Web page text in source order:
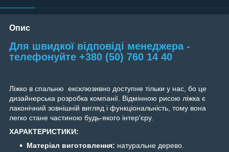
Опис
Для швидкої відповіді менеджера -
телефонуйте +380 (50) 760 14 40
Ліжко в спальню ексклюзивно доступне тільки у нас, бо це
дизайнерська розробка компанії. Відмінною рисою ліжка є
лаконічний зовнішній вигляд і функціональність, тому вона
легко стане частиною будь-якого інтер'єру.
ХАРАКТЕРИСТИКИ:
Матеріал виготовлення: натуральне дерево.